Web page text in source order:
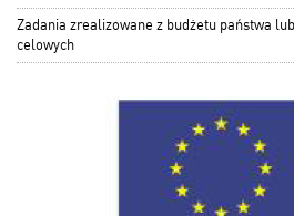
Zadania zrealizowane z budżetu państwa
celowych